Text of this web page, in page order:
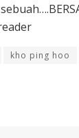
kho ping hoo